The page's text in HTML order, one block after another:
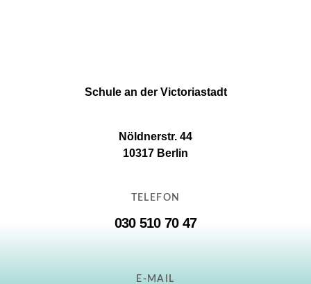
Schule an der Victoriastadt
Nöldnerstr. 44
10317 Berlin
TELEFON
030 510 70 47
E-MAIL